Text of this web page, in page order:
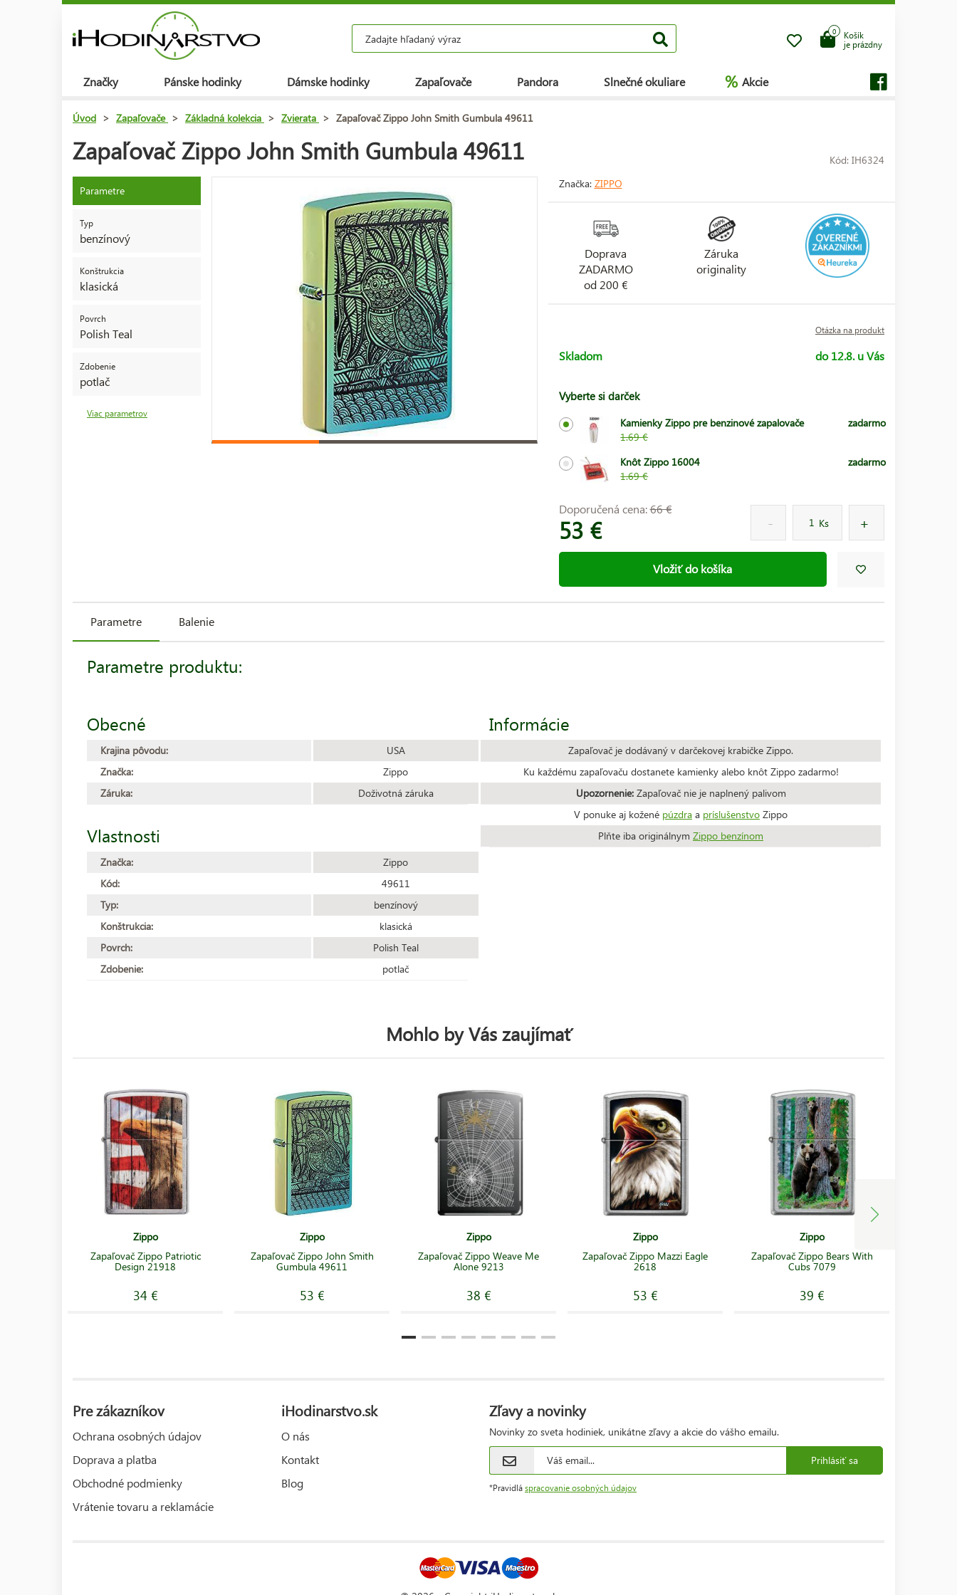
Košík
je prázdny
0
Značky Pánske hodinky Dámske hodinky Zapaľovače Pandora Slnečné okuliare % Akcie
Úvod > Zapaľovače > Základná kolekcia > Zvierata > Zapaľovač Zippo John Smith Gumbula 49611
Zapaľovač Zippo John Smith Gumbula 49611 Kód: IH6324
Parametre
Typ
benzínový
Konštrukcia
klasická
Povrch
Polish Teal
Zdobenie
potlač
Viac parametrov
Značka: ZIPPO
Doprava
ZADARMO
od 200 €
Záruka
originality
Otázka na produkt
Skladom do 12.8. u Vás
Vyberte si darček
Kamienky Zippo pre benzinové zapalovače
1.69 €
zadarmo
Knôt Zippo 16004
1.69 €
zadarmo
Doporučená cena:66 €
53 € Ks
Vložiť do košíka
Parametre Balenie
Parametre produktu:
Obecné
Krajina pôvodu:
USA
Značka:
Zippo
Záruka:
Doživotná záruka
Vlastnosti
Značka:
Zippo
Kód:
49611
Typ:
benzínový
Konštrukcia:
klasická
Povrch:
Polish Teal
Zdobenie:
potlač
Informácie
Zapaľovač je dodávaný v darčekovej krabičke Zippo.
Ku každému zapaľovaču dostanete kamienky alebo knôt Zippo zadarmo!
Upozornenie:Zapaľovač nie je naplnený palivom
V ponuke aj kožené púzdra a príslušenstvo Zippo
Plňte iba originálnym Zippo benzínom
Mohlo by Vás zaujímať
Zippo
Zapaľovač Zippo Patriotic
Design 21918
34 €
Zippo
Zapaľovač Zippo John Smith
Gumbula 49611
53 €
Zippo
Zapaľovač Zippo Weave Me
Alone 9213
38 €
Zippo
Zapaľovač Zippo Mazzi Eagle
2618
53 €
Zippo
Zapaľovač Zippo Bears With
Cubs 7079
39 €
Pre zákazníkov
Ochrana osobných údajov
Doprava a platba
Obchodné podmienky
Vrátenie tovaru a reklamácie
iHodinarstvo.sk
O nás
Kontakt
Blog
Zľavy a novinky
Novinky zo sveta hodiniek, unikátne zľavy a akcie do vášho emailu.
Prihlásiť sa
*Pravidlá spracovanie osobných údajov